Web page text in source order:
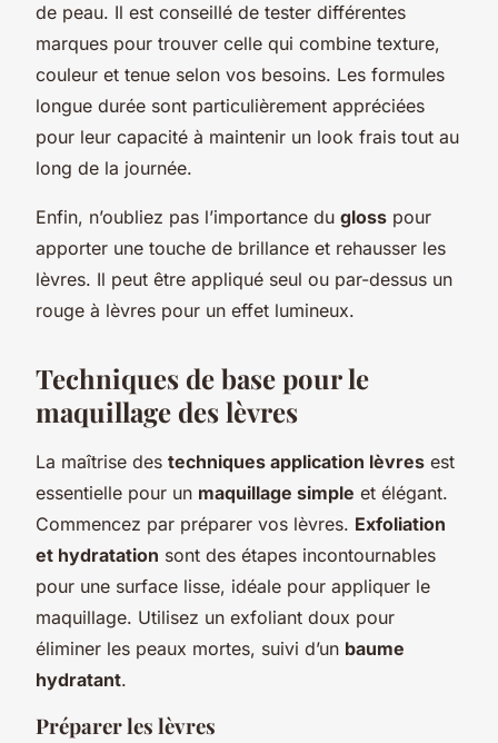
de peau. Il est conseillé de tester différentes
marques pour trouver celle qui combine texture,
couleur et tenue selon vos besoins. Les formules
longue durée sont particulièrement appréciées
pour leur capacité à maintenir un look frais tout au
long de la journée.
Enfin, n’oubliez pas l’importance du gloss pour
apporter une touche de brillance et rehausser les
lèvres. Il peut être appliqué seul ou par-dessus un
rouge à lèvres pour un effet lumineux.
Techniques de base pour le
maquillage des lèvres
La maîtrise des techniques application lèvres est
essentielle pour un maquillage simple et élégant.
Commencez par préparer vos lèvres. Exfoliation
et hydratation sont des étapes incontournables
pour une surface lisse, idéale pour appliquer le
maquillage. Utilisez un exfoliant doux pour
éliminer les peaux mortes, suivi d’un baume
hydratant.
Préparer les lèvres